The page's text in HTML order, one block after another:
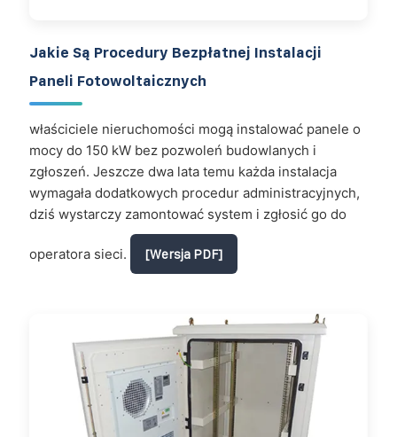
Jakie Są Procedury Bezpłatnej Instalacji
Paneli Fotowoltaicznych
właściciele nieruchomości mogą instalować panele o
mocy do 150 kW bez pozwoleń budowlanych i
zgłoszeń. Jeszcze dwa lata temu każda instalacja
wymagała dodatkowych procedur administracyjnych,
dziś wystarczy zamontować system i zgłosić go do
operatora sieci. [Wersja PDF]